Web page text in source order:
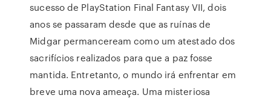
sucesso de PlayStation Final Fantasy VII, dois
anos se passaram desde que as ruínas de
Midgar permanceream como um atestado dos
sacrifícios realizados para que a paz fosse
mantida. Entretanto, o mundo irá enfrentar em
breve uma nova ameaça. Uma misteriosa